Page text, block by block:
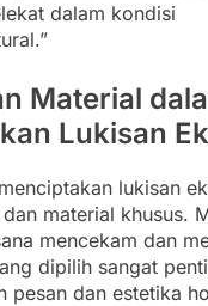
dalam kondisi
Material
Lukisan
lukisan
material khusus.
mencekam dan
dipilih sangat
pesan dan estetika